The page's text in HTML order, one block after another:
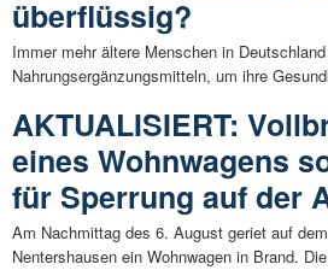
überflüssig?
Immer mehr ältere Menschen in
Nahrungsergänzungsmitteln, um ihre
AKTUALISIERT:
eines Wohnwagens
für Sperrung auf der
Am Nachmittag des 6. August geriet auf
Nentershausen ein Wohnwagen in Brand.